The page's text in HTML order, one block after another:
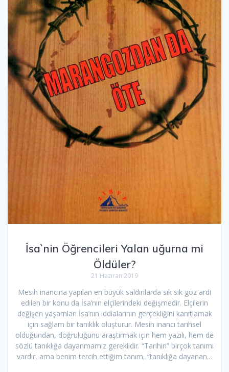
İsa`nin Öğrencileri Yalan uğurna mi
Öldüler?
21 Haziran 2019
Mesih inancına yapılan en büyük saldırılarda sık sık göz ardı
edilen bir konu da İsa’nın elçilerindeki değişmedir. Elçilerin
değişen yaşamları İsa’nın iddialarının gerçekliğini kanıtlamak
için sağlam bir tanıklık oluşturur. Mesih inancı tarihsel
olduğundan, doğruluğunu araştırmak için hem yazılı, hem de
sözlü tanıklığa dayanmamız gereklidir. “Tarihin” birçok tanımı
vardır, ama benim tercih ettiğim tanım, “tanıklığa dayanan…